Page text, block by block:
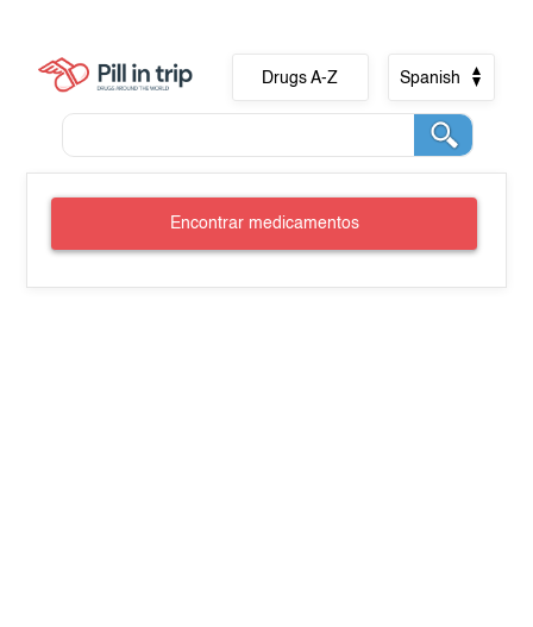
Drugs A-Z Spanish
Encontrar medicamentos